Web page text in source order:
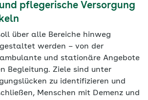
pflegerische Versorgung
über alle Bereiche hinweg
werden – von der
und stationäre Angebote
Begleitung. Ziele sind unter
zu identifizieren und
Menschen mit Demenz und